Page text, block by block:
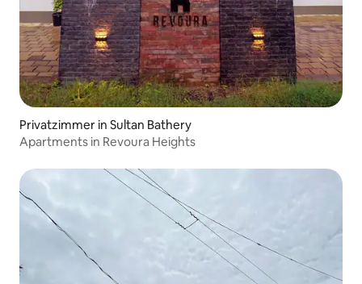
Privatzimmer in Sultan Bathery
Apartments in Revoura Heights